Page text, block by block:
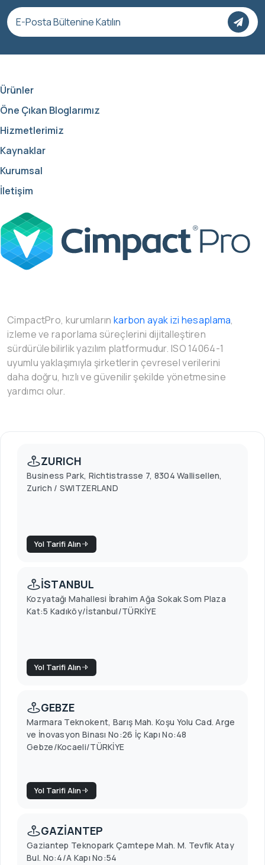
Ürünler
Öne Çıkan Bloglarımız
Hizmetlerimiz
Kaynaklar
Kurumsal
İletişim
CimpactPro, kurumların karbon ayak izi hesaplama,
izleme ve raporlama süreçlerini dijitalleştiren
sürdürülebilirlik yazılım platformudur. ISO 14064-1
uyumlu yaklaşımıyla şirketlerin çevresel verilerini
daha doğru, hızlı ve güvenilir şekilde yönetmesine
yardımcı olur.
ZURICH
Business Park, Richtistrasse 7, 8304 Wallisellen,
Zurich / SWITZERLAND
Yol Tarifi Alın
İSTANBUL
Kozyatağı Mahallesi İbrahim Ağa Sokak Som Plaza
Kat:5 Kadıköy/İstanbul/TÜRKİYE
Yol Tarifi Alın
GEBZE
Marmara Teknokent, Barış Mah. Koşu Yolu Cad. Arge
ve İnovasyon Binası No:26 İç Kapı No:48
Gebze/Kocaeli/TÜRKİYE
Yol Tarifi Alın
GAZİANTEP
Gaziantep Teknopark Çamtepe Mah. M. Tevfik Atay
Bul. No:4/A Kapı No:54